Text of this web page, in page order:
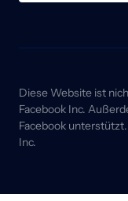
Diese Website ist
Facebook Inc.
Facebook
Inc.